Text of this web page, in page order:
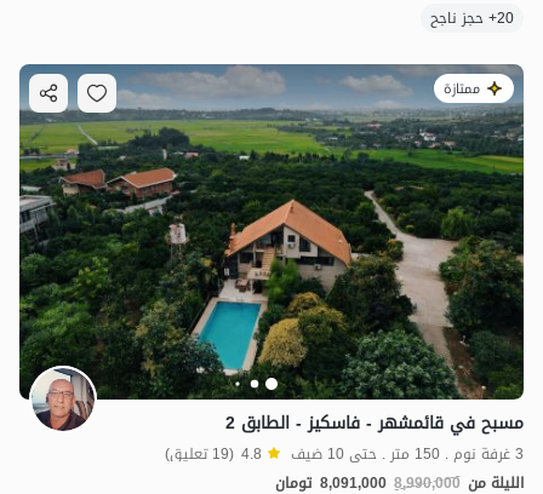
20+ حجز ناجح
ممتازة
مسبح في قائمشهر - فاسكيز - الطابق 2
3 غرفة نوم . 150 متر . حتى 10 ضيف 4.8 (19 تعليق)
الليلة من 8,990,000
8,091,000 تومان